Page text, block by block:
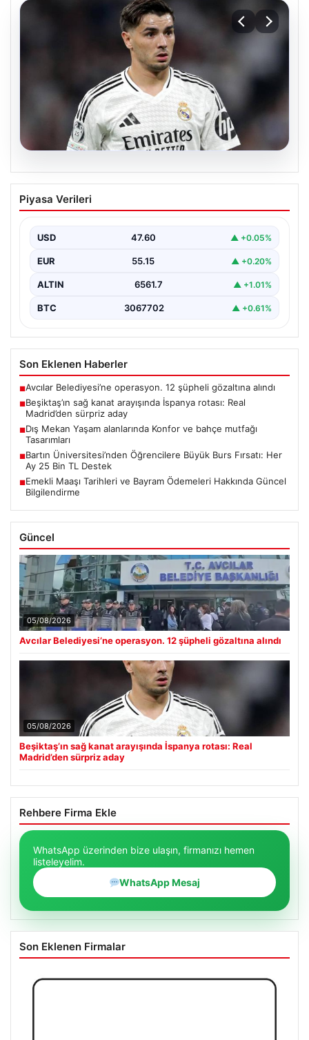
05.08.2026
Beşiktaş’ın sağ kanat arayışında
İspanya rotası: Real Madrid’den sürpriz
Muhammed Salah için sürdürülen görüşmelerin son
alternatif çözümlere hız…
Piyasa Verileri
USD 47.60 ▲ +0.05%
EUR 55.15 ▲ +0.20%
ALTIN 6561.7 ▲ +1.01%
BTC 3067702 ▲ +0.61%
Son Eklenen Haberler
■Avcılar Belediyesi’ne operasyon. 12 şüpheli gözaltına alındı
■Beşiktaş’ın sağ kanat arayışında İspanya rotası: Real
Madrid’den sürpriz aday
■Dış Mekan Yaşam alanlarında Konfor ve bahçe mutfağı
Tasarımları
■Bartın Üniversitesi’nden Öğrencilere Büyük Burs Fırsatı: Her
Ay 25 Bin TL Destek
■Emekli Maaşı Tarihleri ve Bayram Ödemeleri Hakkında Güncel
Bilgilendirme
Güncel
05/08/2026
Avcılar Belediyesi’ne operasyon. 12 şüpheli gözaltına alındı
05/08/2026
Beşiktaş’ın sağ kanat arayışında İspanya rotası: Real
Madrid’den sürpriz aday
Rehbere Firma Ekle
WhatsApp üzerinden bize ulaşın, firmanızı hemen
listeleyelim.
WhatsApp Mesaj
Son Eklenen Firmalar